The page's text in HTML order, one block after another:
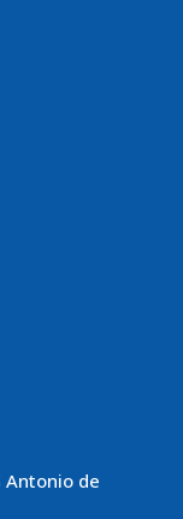
Antonio de